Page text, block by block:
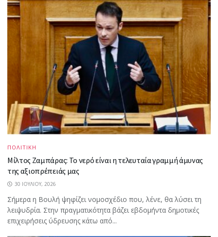
ΠΟΛΙΤΙΚΗ
Μίλτος Ζαμπάρας: Το νερό είναι η τελευταία γραμμή άμυνας
της αξιοπρέπειάς μας
30 ΙΟΥΛΊΟΥ, 2026
Σήμερα η Βουλή ψηφίζει νομοσχέδιο που, λένε, θα λύσει τη
λειψυδρία. Στην πραγματικότητα βάζει εβδομήντα δημοτικές
επιχειρήσεις ύδρευσης κάτω από...